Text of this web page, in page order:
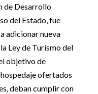
de Desarrollo
del Estado, fue
adicionar nueva
Ley de Turismo del
objetivo de
ofertados
deban cumplir con